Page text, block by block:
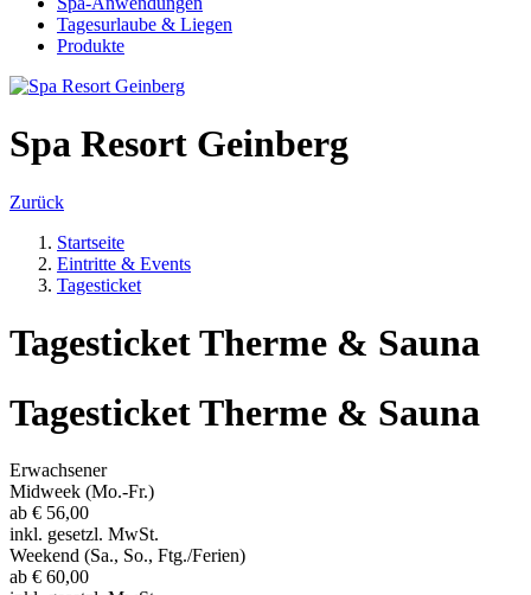
Tagesurlaube & Liegen
Produkte
Spa Resort Geinberg
Zurück
Startseite
Eintritte & Events
Tagesticket
Tagesticket Therme & Sauna
Tagesticket Therme & Sauna
Erwachsener
Midweek (Mo.-Fr.)
ab € 56,00
inkl. gesetzl. MwSt.
Weekend (Sa., So., Ftg./Ferien)
ab € 60,00